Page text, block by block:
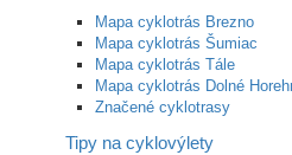
Mapa cyklotrás Brezno
Mapa cyklotrás Šumiac
Mapa cyklotrás Tále
Mapa cyklotrás Dolné
Značené cyklotrasy
Tipy na cyklovýlety